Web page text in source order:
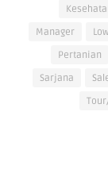
Manager
Pertanian
Sarjana